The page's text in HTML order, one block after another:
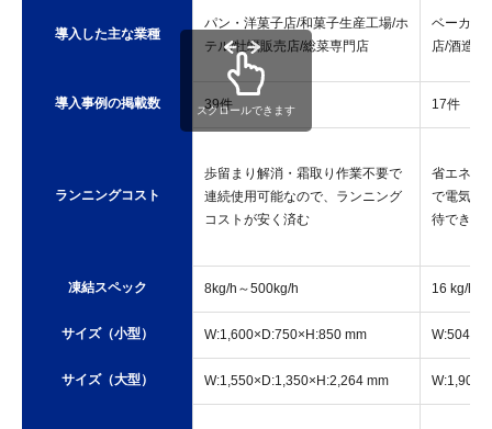
導入した主な業種
パン・洋菓子店/和菓子生産工場/ホ
テル/牡蠣販売店/総菜専門店
ベーカリ
店/酒造な
導入事例の掲載数 39件 17件
ランニングコスト
歩留まり解消・霜取り作業不要で
連続使用可能なので、ランニング
コストが安く済む
省エネ性
で電気代
待できる
凍結スペック 8kg/h～500kg/h 16 kg/h
サイズ（小型） W:1,600×D:750×H:850 mm
サイズ（大型） W:1,550×D:1,350×H:2,264 mm
スクロールできます